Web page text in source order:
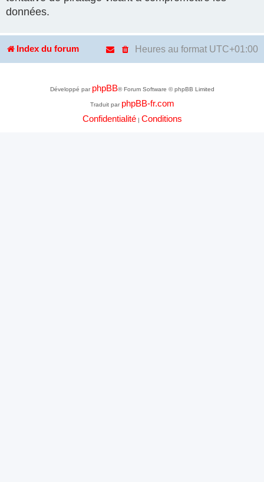
données.
Index du forum Heures au format UTC+01:00
Développé par phpBB® Forum Software © phpBB Limited
Traduit par phpBB-fr.com
Confidentialité| Conditions